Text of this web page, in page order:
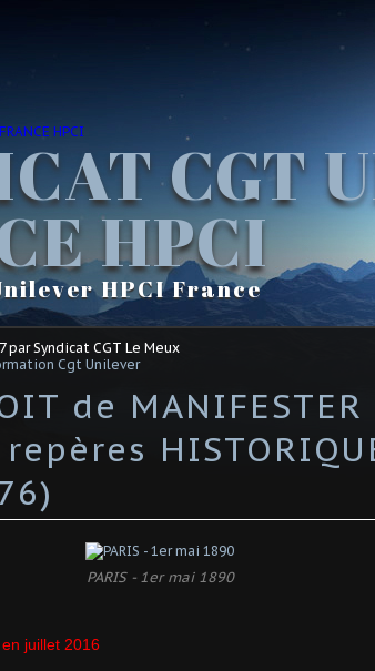
CGT
HPCI
HPCI France
par Syndicat CGT Le Meux
Cgt Unilever
de MANIFESTER
PARIS - 1er mai 1890
juillet 2016